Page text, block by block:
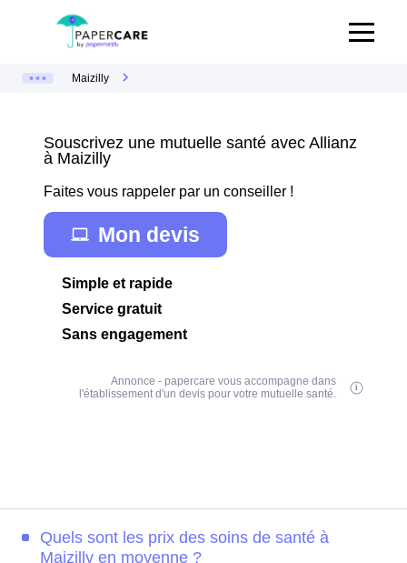
Maizilly
Souscrivez une mutuelle santé avec Allianz
à Maizilly
Faites vous rappeler par un conseiller !
Mon devis
Simple et rapide
Service gratuit
Sans engagement
Annonce - papercare vous accompagne dans
l'établissement d'un devis pour votre mutuelle santé.
Quels sont les prix des soins de santé à
Maizilly en moyenne ?